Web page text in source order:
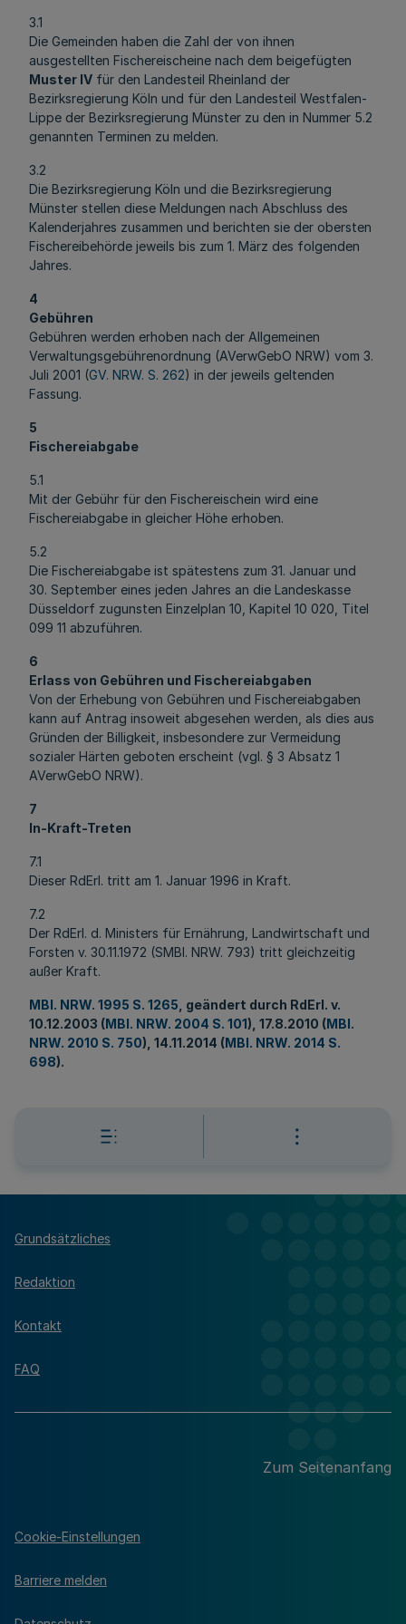
3.1
Die Gemeinden haben die Zahl der von ihnen
ausgestellten Fischereischeine nach dem beigefügten
Muster IV für den Landesteil Rheinland der
Bezirksregierung Köln und für den Landesteil Westfalen-
Lippe der Bezirksregierung Münster zu den in Nummer 5.2
genannten Terminen zu melden.
3.2
Die Bezirksregierung Köln und die Bezirksregierung
Münster stellen diese Meldungen nach Abschluss des
Kalenderjahres zusammen und berichten sie der obersten
Fischereibehörde jeweils bis zum 1. März des folgenden
Jahres.
4
Gebühren
Gebühren werden erhoben nach der Allgemeinen
Verwaltungsgebührenordnung (AVerwGebO NRW) vom 3.
Juli 2001 (GV. NRW. S. 262) in der jeweils geltenden
Fassung.
5
Fischereiabgabe
5.1
Mit der Gebühr für den Fischereischein wird eine
Fischereiabgabe in gleicher Höhe erhoben.
5.2
Die Fischereiabgabe ist spätestens zum 31. Januar und
30. September eines jeden Jahres an die Landeskasse
Düsseldorf zugunsten Einzelplan 10, Kapitel 10 020, Titel
099 11 abzuführen.
6
Erlass von Gebühren und Fischereiabgaben
Von der Erhebung von Gebühren und Fischereiabgaben
kann auf Antrag insoweit abgesehen werden, als dies aus
Gründen der Billigkeit, insbesondere zur Vermeidung
sozialer Härten geboten erscheint (vgl. § 3 Absatz 1
AVerwGebO NRW).
7
In-Kraft-Treten
7.1
Dieser RdErl. tritt am 1. Januar 1996 in Kraft.
7.2
Der RdErl. d. Ministers für Ernährung, Landwirtschaft und
Forsten v. 30.11.1972 (SMBl. NRW. 793) tritt gleichzeitig
außer Kraft.
MBl. NRW. 1995 S. 1265 , geändert durch RdErl. v.
10.12.2003 (MBl. NRW. 2004 S. 101), 17.8.2010 (MBl.
NRW. 2010 S. 750), 14.11.2014 (MBl. NRW. 2014 S.
698).
Grundsätzliches
Redaktion
Kontakt
FAQ
Zum Seitenanfang
Cookie-Einstellungen
Barriere melden